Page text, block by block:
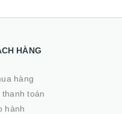
HÀNG
hàng
toán
hành